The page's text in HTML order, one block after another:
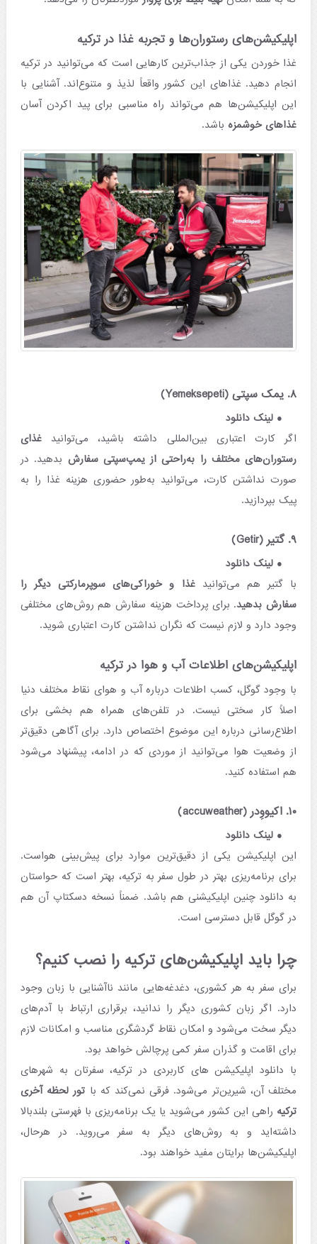
اپلیکیشن‌های رستوران‌ها و تجربه غذا در ترکیه
غذا خوردن یکی از جذاب‌ترین کارهایی است که می‌توانید در ترکیه
انجام دهید. غذاهای این کشور واقعاً لذیذ و متنوع‌اند. آشنایی با
این اپلیکیشن‌ها هم می‌تواند راه مناسبی برای پید اکردن آسان
غذاهای خوشمزهباشد.
۸. یمک سپتی (Yemeksepeti)
لینک دانلود
اگر کارت اعتباری بین‌المللی داشته باشید، می‌توانیدغذای
رستوران‌های مختلف را به‌راحتی از یمپ‌سپتی سفارش بدهید. در
صورت نداشتن کارت، می‌توانید به‌طور حضوری هزینه غذا را به
پیک بپردازید.
۹. گتیر (Getir)
لینک دانلود
با گتیر هم می‌توانید غذا و خوراکی‌های سوپرمارکتی دیگر را
سفارش بدهید. برای پرداخت هزینه سفارش هم روش‌های مختلفی
وجود دارد و لازم نیست که نگران نداشتن کارت اعتباری شوید.
اپلیکیشن‌های اطلاعات آب و هوا در ترکیه
با وجود گوگل، کسب اطلاعات درباره آب و هوای نقاط مختلف دنیا
اصلاً کار سختی نیست. در تلفن‌های همراه هم بخشی برای
اطلاع‌رسانی درباره این موضوع اختصاص دارد. برای آگاهی دقیق‌تر
از وضعیت هوا می‌توانید از موردی که در ادامه، پیشنهاد می‌شود
هم استفاده کنید.
۱۰. اکیووِدر (accuweather)
لینک دانلود
این اپلیکیشن یکی از دقیق‌ترین موارد برای پیش‌بینی هواست.
برای برنامه‌ریزی بهتر در طول سفر به ترکیه، بهتر است که حواستان
به دانلود چنین اپلیکیشنی هم باشد. ضمناً نسخه دسکتاپ آن هم
در گوگل قابل دسترسی است.
چرا باید اپلیکیشن‌های ترکیه را نصب کنیم؟
برای سفر به هر کشوری، دغدغه‌هایی مانند ناآشنایی با زبان وجود
دارد. اگر زبان کشوری دیگر را ندانید، برقراری ارتباط با آدم‌های
دیگر سخت می‌شود و امکان نقاط گردشگری مناسب و امکانات لازم
برای اقامت و گذران سفر کمی پرچالش خواهد بود.
با دانلود اپلیکیشن های کاربردی در ترکیه، سفرتان به شهرهای
مختلف آن، شیرین‌تر می‌شود. فرقی نمی‌کند که با تور لحظه آخری
ترکیه راهی این کشور می‌شوید یا یک برنامه‌ریزی با فهرستی بلندبالا
داشته‌اید و به روش‌های دیگر به سفر می‌روید. در هرحال،
اپلیکیشن‌ها برایتان مفید خواهند بود.